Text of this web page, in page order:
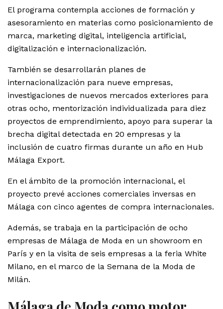
El programa contempla acciones de formación y
asesoramiento en materias como posicionamiento de
marca, marketing digital, inteligencia artificial,
digitalización e internacionalización.
También se desarrollarán planes de
internacionalización para nueve empresas,
investigaciones de nuevos mercados exteriores para
otras ocho, mentorización individualizada para diez
proyectos de emprendimiento, apoyo para superar la
brecha digital detectada en 20 empresas y la
inclusión de cuatro firmas durante un año en Hub
Málaga Export.
En el ámbito de la promoción internacional, el
proyecto prevé acciones comerciales inversas en
Málaga con cinco agentes de compra internacionales.
Además, se trabaja en la participación de ocho
empresas de Málaga de Moda en un showroom en
París y en la visita de seis empresas a la feria White
Milano, en el marco de la Semana de la Moda de
Milán.